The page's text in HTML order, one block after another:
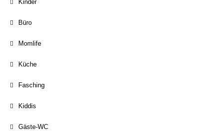
Kinder
Büro
Momlife
Küche
Fasching
Kiddis
Gäste-WC